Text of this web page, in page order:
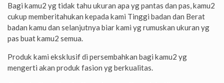
Bagi kamu2 yg tidak tahu ukuran apa yg pantas dan pas, kamu2
cukup memberitahukan kepada kami Tinggi badan dan Berat
badan kamu dan selanjutnya biar kami yg rumuskan ukuran yg
pas buat kamu2 semua.
Produk kami eksklusif di persembahkan bagi kamu2 yg
mengerti akan produk fasion yg berkualitas.